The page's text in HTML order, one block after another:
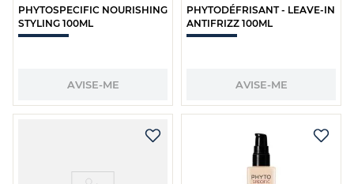
PHYTOSPECIFIC NOURISHING
STYLING 100ML
AVISE-ME
PHYTODÉFRISANT - LEAVE-IN
ANTIFRIZZ 100ML
AVISE-ME